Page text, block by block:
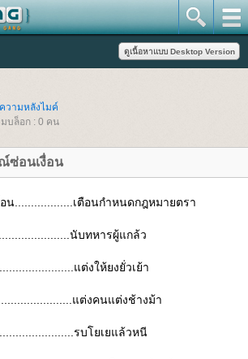
วามหลังไมค์
บล็อก : 0 คน
ซ่อนเงื่อน
..................เตือนกำหนดกฎหมายตรา
นับทหารผู้แกล้ว
แต่งให้ยงยั่วเย้า
แต่งคนแต่งช้างม้า
รบโยเยแล้วหนี